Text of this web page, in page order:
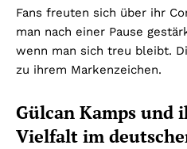
Fans freuten sich über ihr
man nach einer Pause
wenn man sich treu bleibt.
zu ihrem Markenzeichen.
Gülcan Kamps und
Vielfalt im